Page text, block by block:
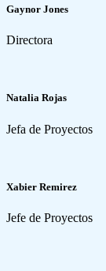
Gaynor Jones
Directora
Natalia Rojas
Jefa de Proyectos
Xabier Remirez
Jefe de Proyectos